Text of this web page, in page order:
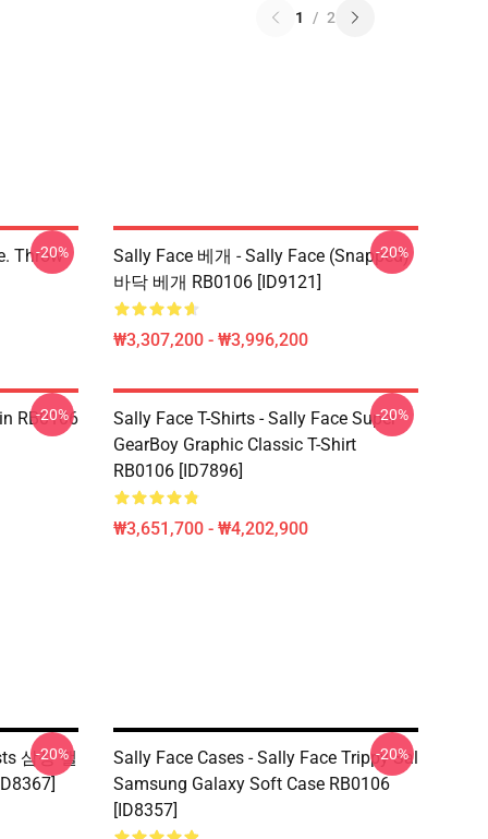
1 / 2
Throw
-20%
Sally Face 베개 - Sally Face (Snapped)
바닥 베개 RB0106 [ID9121]
₩3,307,200 - ₩3,996,200
-20%
RB0106
-20%
Sally Face T-Shirts - Sally Face Super
GearBoy Graphic Classic T-Shirt
RB0106 [ID7896]
₩3,651,700 - ₩4,202,900
-20%
삼성 갤
-20%
Sally Face Cases - Sally Face Trippy Sal
Samsung Galaxy Soft Case RB0106
[ID8357]
-20%